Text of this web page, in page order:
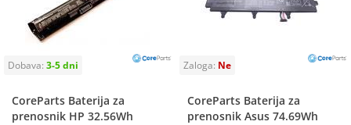
CoreParts Baterija za
prenosnik HP 32.56Wh
CoreParts Baterija za
prenosnik Asus 74.69Wh